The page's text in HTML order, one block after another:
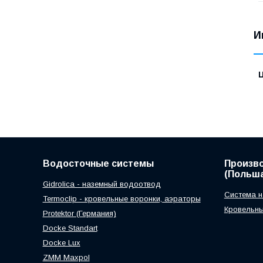
Водосточные системы
Gidrolica - наземный водоотвод
Termoclip - кровельные воронки, аэраторы
Protektor (Германия)
Docke Standart
Docke Lux
ZMM Maxpol
Система